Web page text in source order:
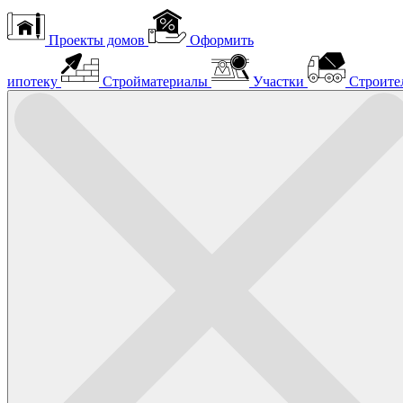
Проекты домов Оформить
ипотеку Стройматериалы Участки